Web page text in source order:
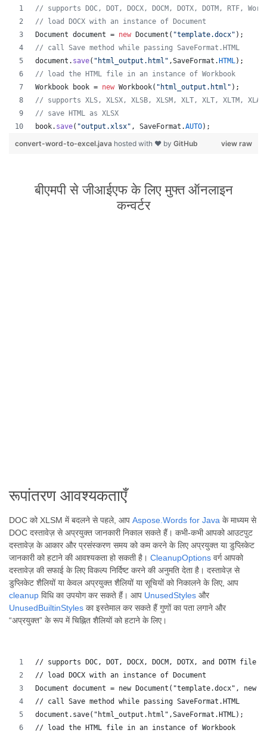
// supports DOC, DOT, DOCX, DOCM, DOTX, DOTM, RTF,
// load DOCX with an instance of Document
Document document = new Document ( "template.docx" );
// call Save method while passing SaveFormat.HTML
document . save( "html_output.html" ,SaveFormat . HTML);
// load the HTML file in an instance of Workbook
Workbook
book = new Workbook( "html_output.html" );
// supports XLS, XLSX, XLSB, XLSM, XLT, XLT, XLTM,
// save HTML as XLSX
book. save( "output.xlsx" , SaveFormat .AUTO);
view raw
convert-word-to-excel.java hosted with ❤ by GitHub
बीएमपी से जीआईएफ के लिए मुफ्त ऑनलाइन
कन्वर्टर
रूपांतरण आवश्यकताएँ
DOC को XLSM में बदलने से पहले, आप Aspose.Words for Java के माध्यम से
DOC दस्तावेज़ से अप्रयुक्त जानकारी निकाल सकते हैं। कभी-कभी आपको आउटपुट
दस्तावेज़ के आकार और प्रसंस्करण समय को कम करने के लिए अप्रयुक्त या डुप्लिकेट
जानकारी को हटाने की आवश्यकता हो सकती है। CleanupOptions वर्ग आपको
दस्तावेज़ की सफाई के लिए विकल्प निर्दिष्ट करने की अनुमति देता है। दस्तावेज़ से
डुप्लिकेट शैलियों या केवल अप्रयुक्त शैलियों या सूचियों को निकालने के लिए, आप
cleanup विधि का उपयोग कर सकते हैं। आप UnusedStyles और
UnusedBuiltinStyles का इस्तेमाल कर सकते हैं गुणों का पता लगाने और
“अप्रयुक्त” के रूप में चिह्नित शैलियों को हटाने के लिए।
// supports DOC, DOT, DOCX, DOCM, DOTX, and DOTM file
// load DOCX with an instance of Document
Document document = new Document("template.docx", new
// call Save method while passing SaveFormat.HTML
document.save("html_output.html",SaveFormat.HTML);
// load the HTML file in an instance of Workbook